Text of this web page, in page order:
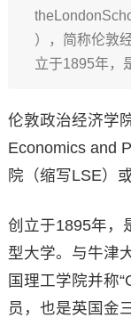
），简称伦敦
立于1895年，
伦敦政治经济学
Economics and
院（缩写LSE）
创立于1895年，
型大学。与牛津
国理工学院并称
员，也是英国金